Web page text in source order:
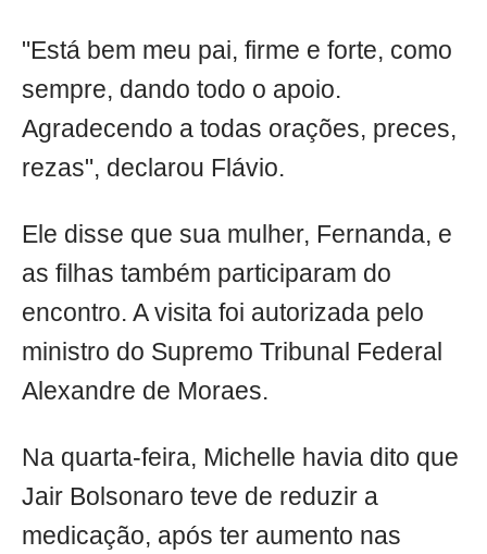
"Está bem meu pai, firme e forte, como
sempre, dando todo o apoio.
Agradecendo a todas orações, preces,
rezas", declarou Flávio.
Ele disse que sua mulher, Fernanda, e
as filhas também participaram do
encontro. A visita foi autorizada pelo
ministro do Supremo Tribunal Federal
Alexandre de Moraes.
Na quarta-feira, Michelle havia dito que
Jair Bolsonaro teve de reduzir a
medicação, após ter aumento nas